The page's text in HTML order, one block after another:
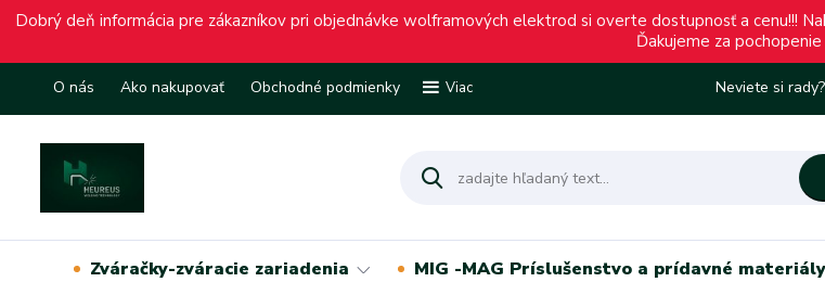
Dobrý deň informácia pre zákazníkov pri objednávke wolframových elektrod si overte dostupnosť a cenu!!!
Ďakujeme za pochopenie
O nás Ako nakupovať Obchodné podmienky Viac Neviete si
Zváračky-zváracie zariadenia MIG -MAG Príslušenstvo a prídavné materiály